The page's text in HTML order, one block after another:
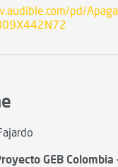
pd/
GEB